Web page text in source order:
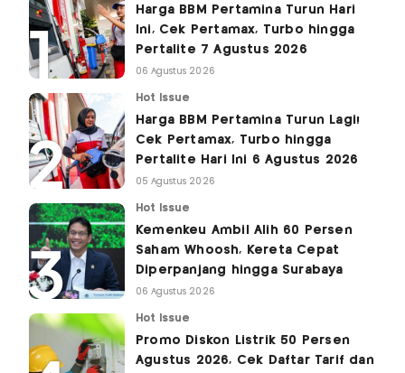
Harga BBM Pertamina Turun Hari
Ini, Cek Pertamax, Turbo hingga
Pertalite 7 Agustus 2026
06 Agustus 2026
Hot Issue
Harga BBM Pertamina Turun Lagi!
Cek Pertamax, Turbo hingga
Pertalite Hari Ini 6 Agustus 2026
05 Agustus 2026
Hot Issue
Kemenkeu Ambil Alih 60 Persen
Saham Whoosh, Kereta Cepat
Diperpanjang hingga Surabaya
06 Agustus 2026
Hot Issue
Promo Diskon Listrik 50 Persen
Agustus 2026, Cek Daftar Tarif dan